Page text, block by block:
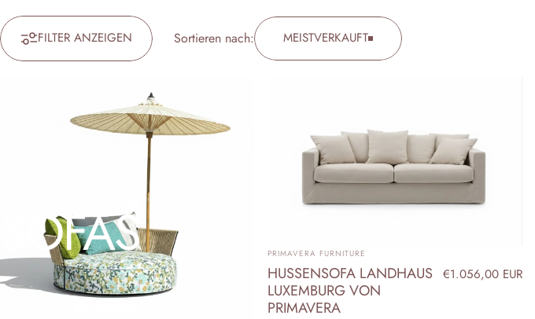
SOFAS
FILTER ANZEIGEN Sortieren nach: MEISTVERKAUFT
ANBIETER:
PRIMAVERA FURNITURE
HUSSENSOFA LANDHAUS
LUXEMBURG VON
PRIMAVERA
€1.056,00 EUR